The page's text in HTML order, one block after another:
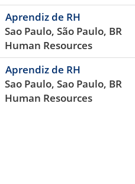
Aprendiz de RH
Sao Paulo, São Paulo, BR
Human Resources
Aprendiz de RH
Sao Paulo, Sao Paulo, BR
Human Resources